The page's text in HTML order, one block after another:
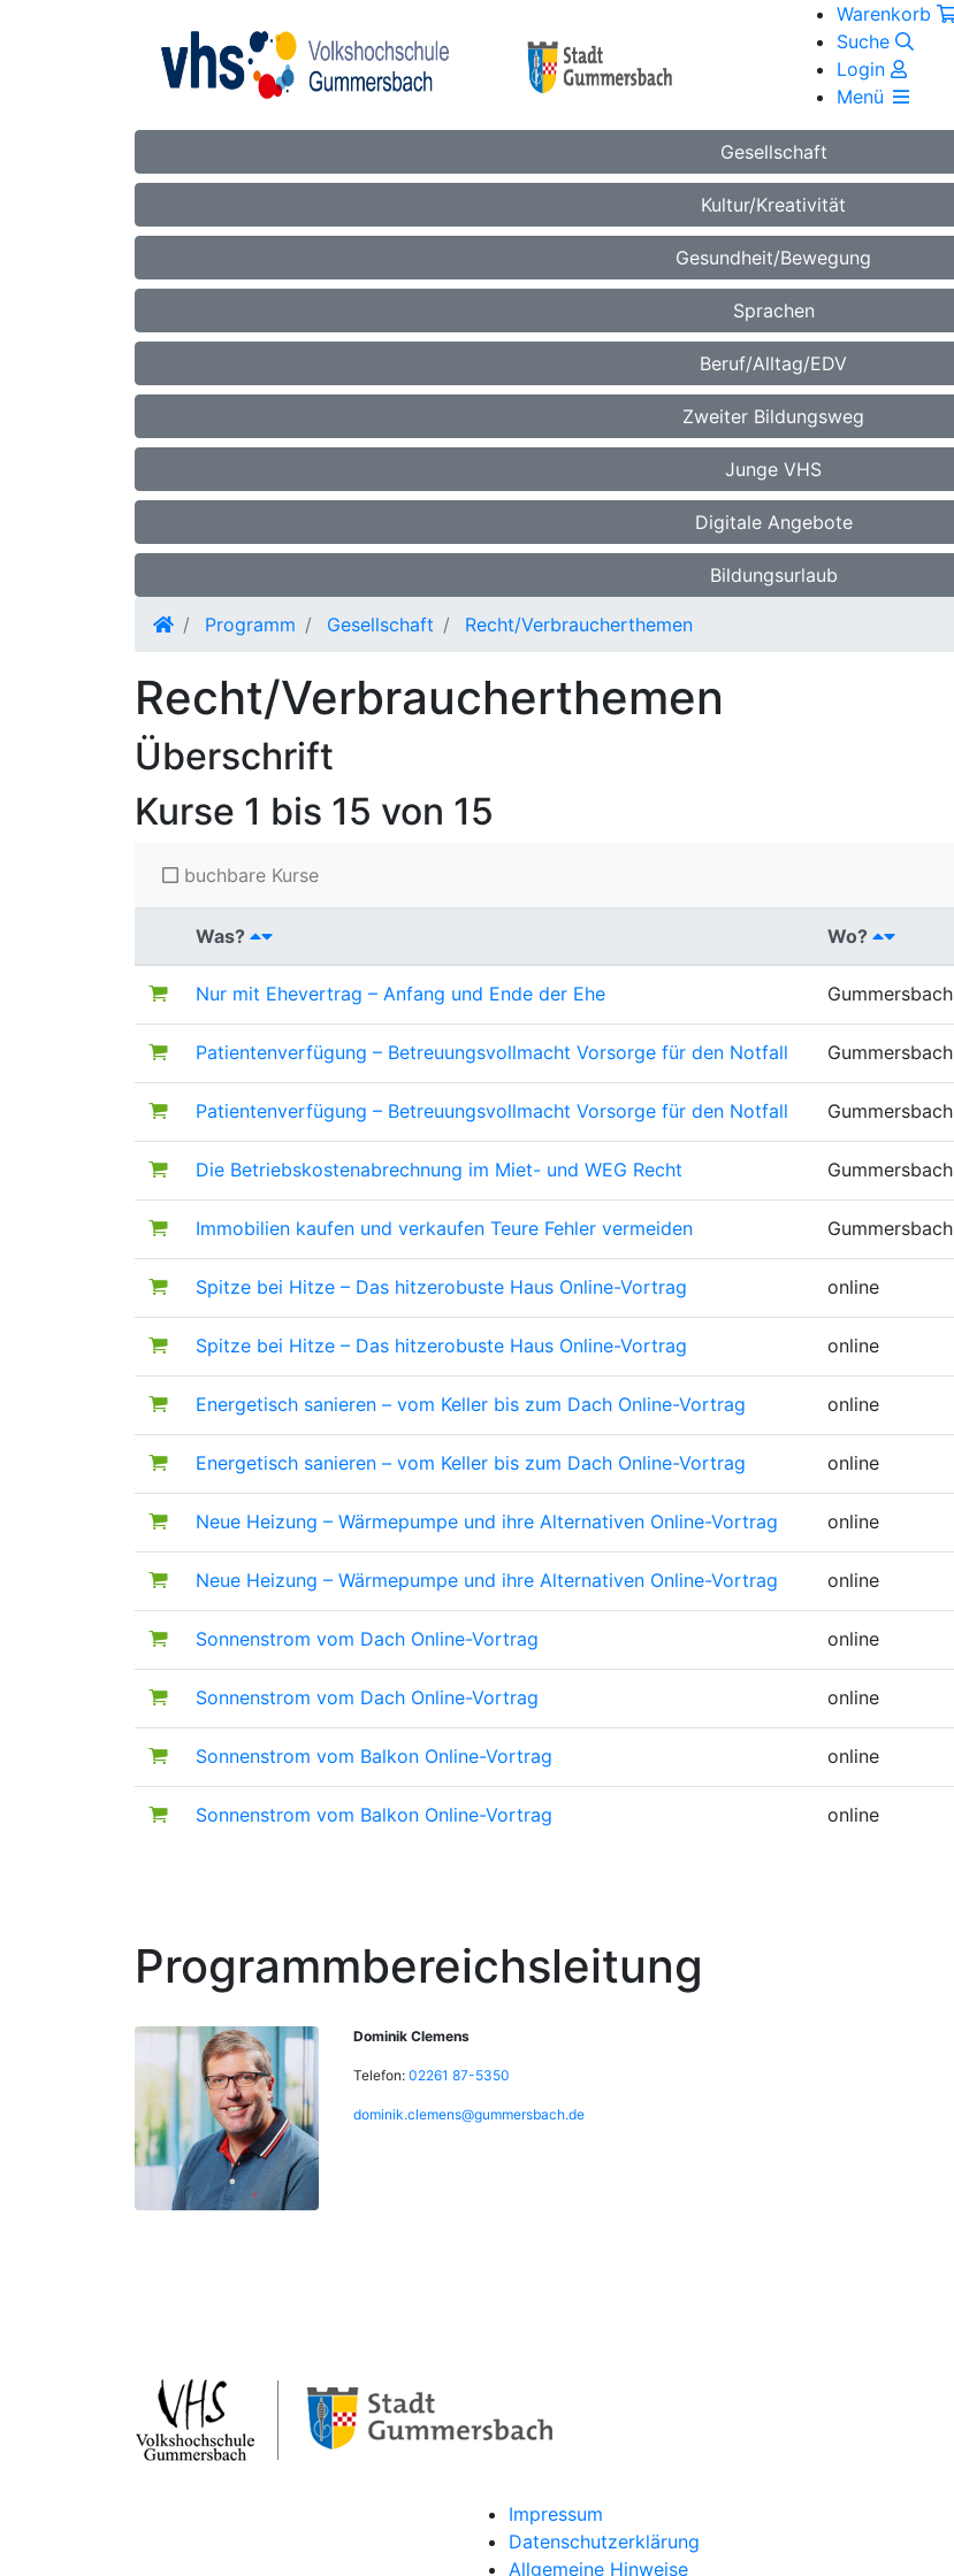
Warenkorb
Suche
Login
Menü
Gesellschaft
Kultur/Kreativität
Gesundheit/Bewegung
Sprachen
Beruf/Alltag/EDV
Zweiter Bildungsweg
Junge VHS
Digitale Angebote
Bildungsurlaub
Programm Gesellschaft Recht/Verbraucherthemen
Recht/Verbraucherthemen
Überschrift
Kurse 1 bis 15 von 15
buchbare Kurse
Was? Wo?
Nur mit Ehevertrag – Anfang und Ende der Ehe Gummersbach
Patientenverfügung – Betreuungsvollmacht Vorsorge für den Notfall Gummersbach
Patientenverfügung – Betreuungsvollmacht Vorsorge für den Notfall Gummersbach
Die Betriebskostenabrechnung im Miet- und WEG Recht Gummersbach
Immobilien kaufen und verkaufen Teure Fehler vermeiden Gummersbach
Spitze bei Hitze – Das hitzerobuste Haus Online-Vortrag online
Spitze bei Hitze – Das hitzerobuste Haus Online-Vortrag online
Energetisch sanieren – vom Keller bis zum Dach Online-Vortrag online
Energetisch sanieren – vom Keller bis zum Dach Online-Vortrag online
Neue Heizung – Wärmepumpe und ihre Alternativen Online-Vortrag online
Neue Heizung – Wärmepumpe und ihre Alternativen Online-Vortrag online
Sonnenstrom vom Dach Online-Vortrag online
Sonnenstrom vom Dach Online-Vortrag online
Sonnenstrom vom Balkon Online-Vortrag online
Sonnenstrom vom Balkon Online-Vortrag online
Programmbereichsleitung
Dominik Clemens
Telefon: 02261 87-5350
dominik.clemens@gummersbach.de
Über uns
Service
Impressum
Datenschutzerklärung
Allgemeine Hinweise